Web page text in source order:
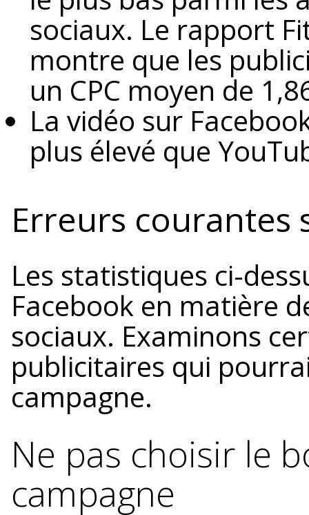
sociaux. Le rapport
montre que les
un CPC moyen de
La vidéo sur
plus élevé que
Erreurs courantes
Les statistiques ci-
Facebook en matière
sociaux. Examinons
publicitaires qui
campagne.
Ne pas choisir le
campagne